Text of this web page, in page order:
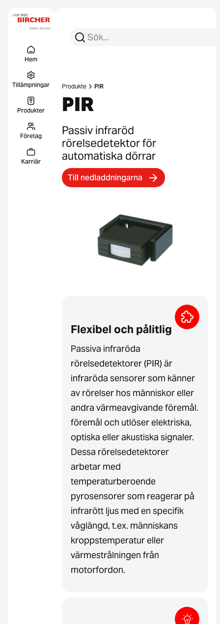
Hem
Tillämpningar
Produkter
Företag
Karriär
Sök efter:
Sök
Produkte PIR
PIR
Passiv infraröd
rörelsedetektor för
automatiska dörrar
Till nedladdningarna
Flexibel och pålitlig
Passiva infraröda
rörelsedetektorer (PIR) är
infraröda sensorer som känner
av rörelser hos människor eller
andra värmeavgivande föremål.
föremål och utlöser elektriska,
optiska eller akustiska signaler.
Dessa rörelsedetektorer
arbetar med
temperaturberoende
pyrosensorer som reagerar på
infrarött ljus med en specifik
våglängd, t.ex. människans
kroppstemperatur eller
värmestrålningen från
motorfordon.